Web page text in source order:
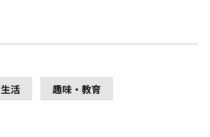
生活 趣味・教育